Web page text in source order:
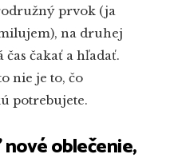
prvok (ja
na druhej
čakať a hľadať.
nie je to, čo
potrebujete.
oblečenie,